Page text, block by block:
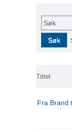
Søk
Søk
Tittel
Fra Brand